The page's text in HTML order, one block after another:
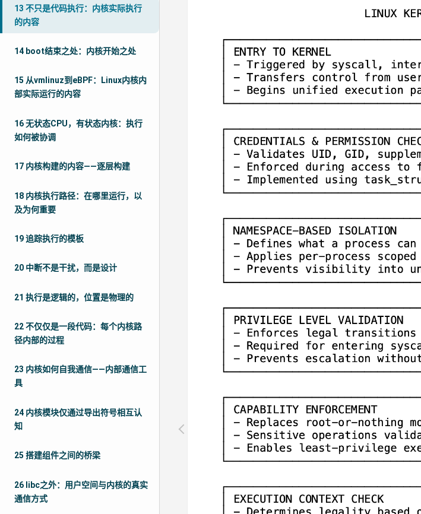
13 不只是代码执行：内核实际执行
的内容
14 boot结束之处：内核开始之处
15 从vmlinuz到eBPF：Linux内核内
部实际运行的内容
16 无状态CPU，有状态内核：执行
如何被协调
17 内核构建的内容——逐层构建
18 内核执行路径：在哪里运行，以
及为何重要
19 追踪执行的模板
20 中断不是干扰，而是设计
21 执行是逻辑的，位置是物理的
22 不仅仅是一段代码：每个内核路
径内部的过程
23 内核如何自我通信——内部通信工
具
24 内核模块仅通过导出符号相互认
知
25 搭建组件之间的桥梁
26 libc之外：用户空间与内核的真实
通信方式